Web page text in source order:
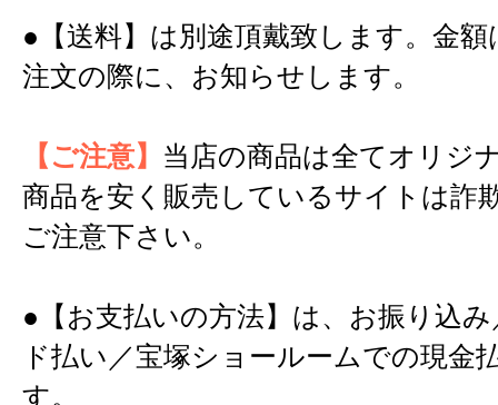
●【送料】は別途頂戴致します。金
注文の際に、お知らせします。
【ご注意】 当店の商品は全てオリジ
商品を安く販売しているサイトは詐
ご注意下さい。
●【お支払いの方法】は、お振り込
ド払い／宝塚ショールームでの現金
す。